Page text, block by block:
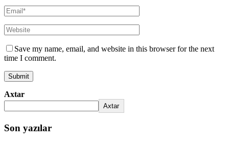
Save my name, email, and website in this browser for the next
time I comment.
Axtar
Axtar
Son yazılar